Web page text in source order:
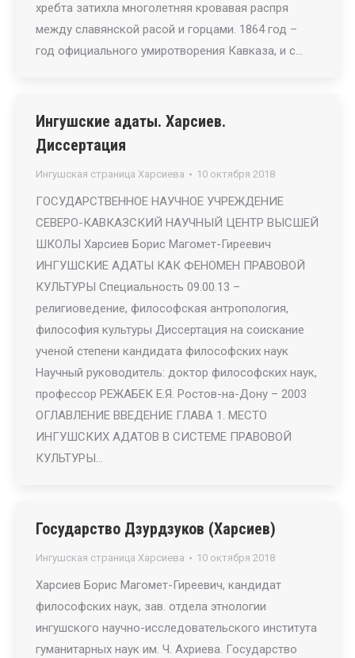
хребта затихла многолетняя кровавая распря
между славянской расой и горцами. 1864 год –
год официального умиротворения Кавказа, и с…
Ингушские адаты. Харсиев.
Диссертация
Ингушская страница Харсиева 10 октября 2018
ГОСУДАРСТВЕННОЕ НАУЧНОЕ УЧРЕЖДЕНИЕ
СЕВЕРО-КАВКАЗСКИЙ НАУЧНЫЙ ЦЕНТР ВЫСШЕЙ
ШКОЛЫ Харсиев Борис Магомет-Гиреевич
ИНГУШСКИЕ АДАТЫ КАК ФЕНОМЕН ПРАВОВОЙ
КУЛЬТУРЫ Специальность 09.00.13 –
религиоведение, философская антропология,
философия культуры Диссертация на соискание
ученой степени кандидата философских наук
Научный руководитель: доктор философских наук,
профессор РЕЖАБЕК Е.Я. Ростов-на-Дону – 2003
ОГЛАВЛЕНИЕ ВВЕДЕНИЕ ГЛАВА 1. МЕСТО
ИНГУШСКИХ АДАТОВ В СИСТЕМЕ ПРАВОВОЙ
КУЛЬТУРЫ…
Государство Дзурдзуков (Харсиев)
Ингушская страница Харсиева 10 октября 2018
Харсиев Борис Магомет-Гиреевич, кандидат
философских наук, зав. отдела этнологии
ингушского научно-исследовательского института
гуманитарных наук им. Ч. Ахриева. Государство